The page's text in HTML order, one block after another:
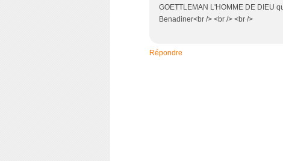
GOETTLEMAN L'HOMME DE DIEU
Benadiner<br /> <br /> <br />
Répondre